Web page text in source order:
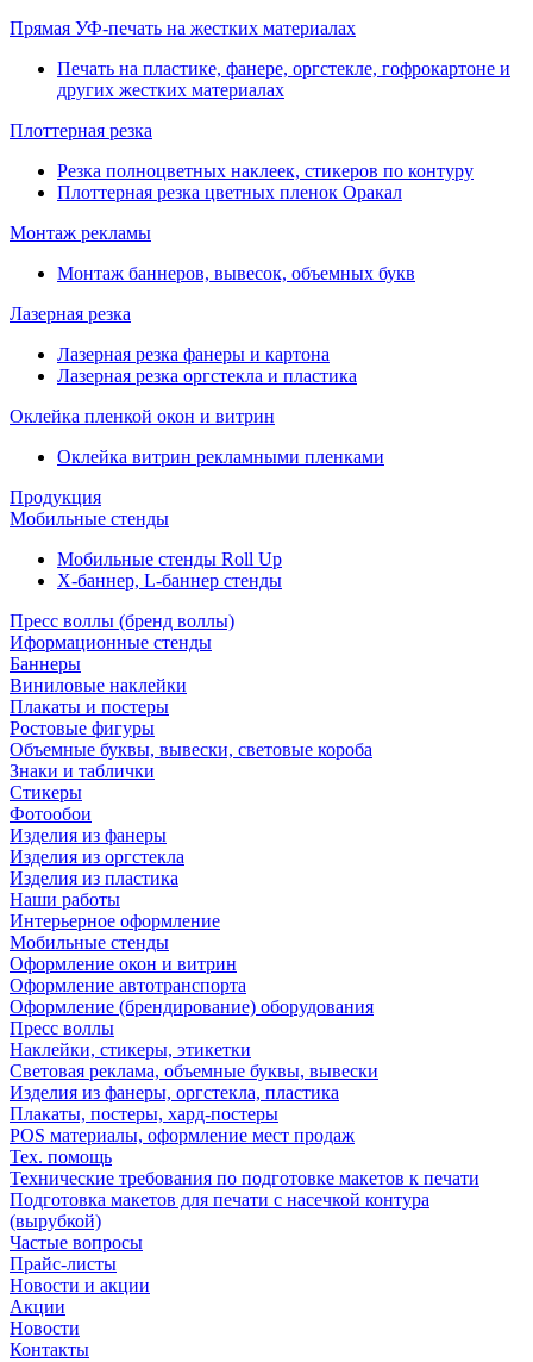
Прямая УФ-печать на жестких материалах
Печать на пластике, фанере, оргстекле, гофрокартоне и
других жестких материалах
Плоттерная резка
Резка полноцветных наклеек, стикеров по контуру
Плоттерная резка цветных пленок Оракал
Монтаж рекламы
Монтаж баннеров, вывесок, объемных букв
Лазерная резка
Лазерная резка фанеры и картона
Лазерная резка оргстекла и пластика
Оклейка пленкой окон и витрин
Оклейка витрин рекламными пленками
Продукция
Мобильные стенды
Мобильные стенды Roll Up
Х-баннер, L-баннер стенды
Пресс воллы (бренд воллы)
Иформационные стенды
Баннеры
Виниловые наклейки
Плакаты и постеры
Ростовые фигуры
Объемные буквы, вывески, световые короба
Знаки и таблички
Стикеры
Фотообои
Изделия из фанеры
Изделия из оргстекла
Изделия из пластика
Наши работы
Интерьерное оформление
Мобильные стенды
Оформление окон и витрин
Оформление автотранспорта
Оформление (брендирование) оборудования
Пресс воллы
Наклейки, стикеры, этикетки
Световая реклама, объемные буквы, вывески
Изделия из фанеры, оргстекла, пластика
Плакаты, постеры, хард-постеры
POS материалы, оформление мест продаж
Тех. помощь
Технические требования по подготовке макетов к печати
Подготовка макетов для печати с насечкой контура
(вырубкой)
Частые вопросы
Прайс-листы
Новости и акции
Акции
Новости
Контакты